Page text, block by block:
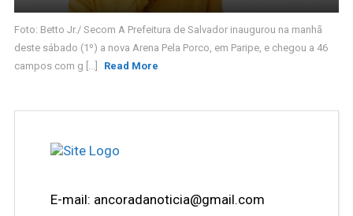
Foto: Betto Jr./ Secom A Prefeitura de Salvador inaugurou na manhã
deste sábado (1º) a nova Arena Pela Porco, em Paripe, e chegou a 46
campos com g [...]
Read More
E-mail: ancoradanoticia@gmail.com